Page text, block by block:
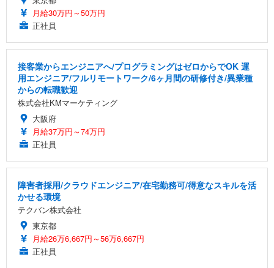
月給30万円～50万円
正社員
接客業からエンジニアへ/プログラミングはゼロからでOK 運
用エンジニア/フルリモートワーク/6ヶ月間の研修付き/異業種
からの転職歓迎
株式会社KMマーケティング
大阪府
月給37万円～74万円
正社員
障害者採用/クラウドエンジニア/在宅勤務可/得意なスキルを活
かせる環境
テクバン株式会社
東京都
月給26万6,667円～56万6,667円
正社員